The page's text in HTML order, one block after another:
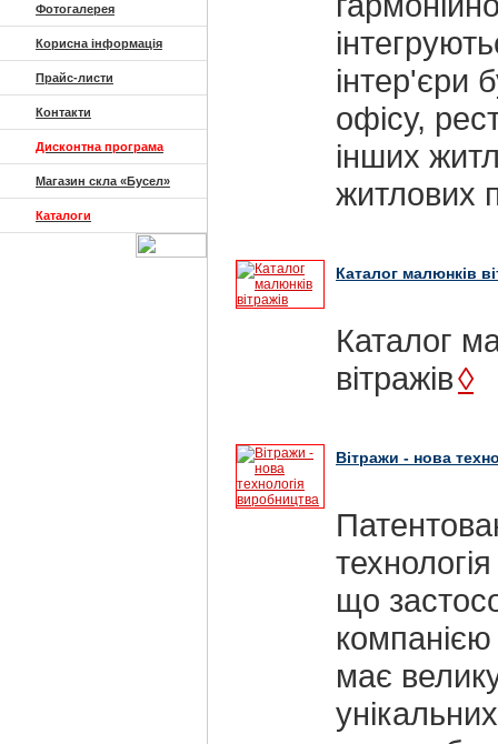
Фотогалерея
Корисна інформація
Прайс-листи
Контакти
Дисконтна програма
Магазин скла «Бусел»
Каталоги
інтер'єри
офісу,
інших
житлових
Каталог малюнків
Каталог
вітражів◊
Вітражи - нова
що
компанією
має велику